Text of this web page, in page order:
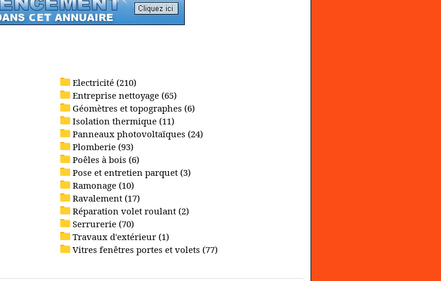
Electricité (210)
Entreprise nettoyage (65)
Géomètres et topographes (6)
Isolation thermique (11)
Panneaux photovoltaïques (24)
Plomberie (93)
Poêles à bois (6)
Pose et entretien parquet (3)
Ramonage (10)
Ravalement (17)
Réparation volet roulant (2)
Serrurerie (70)
Travaux d'extérieur (1)
Vitres fenêtres portes et volets (77)